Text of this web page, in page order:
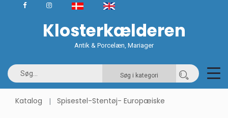
Klosterkælderen
Antik & Porcelæn, Mariager
Søg i kategori
Katalog Spisestel-Stentøj- Europæiske